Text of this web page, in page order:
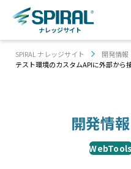
ナレッジサイト
SPIRAL ナレッジサイト
開発情報
テスト環境のカスタムAPIに外部から
開発情